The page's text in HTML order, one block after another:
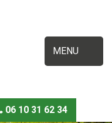
MENU
06 10 31 62 34